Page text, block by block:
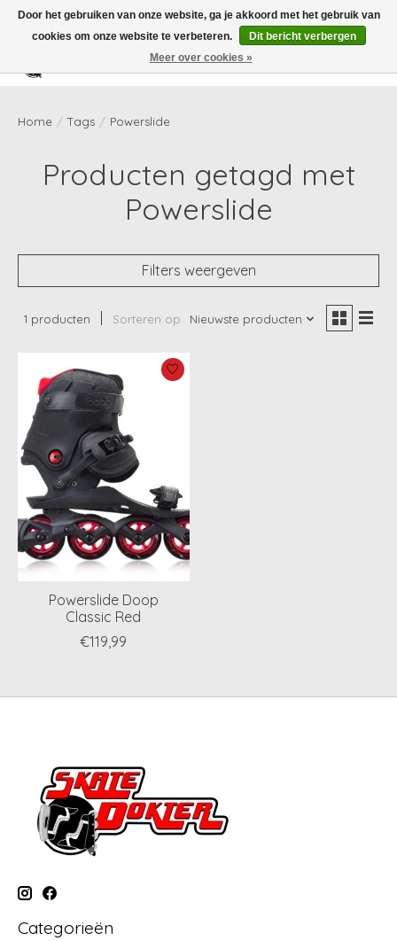
Verlanglijst
Home / Tags / Powerslide
Producten getagd met
Powerslide
Filters weergeven
1 producten Sorteren op Nieuwste producten
Powerslide Doop
Classic Red
€119,99
Categorieën
Door het gebruiken van onze website, ga je akkoord met het gebruik van
cookies om onze website te verbeteren.
Dit bericht verbergen
Meer over cookies »